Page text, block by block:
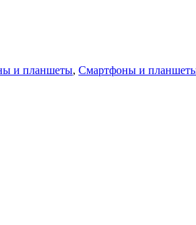
и планшеты, Смартфоны и